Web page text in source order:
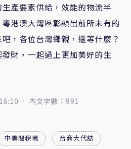
產要素供給，效能的物流半
港澳大灣區彰顯出前所未有的
，各位台灣鄉親，還等什麼？
財，一起過上更加美好的生
內文字數：991
中美關稅戰
台商大代誌